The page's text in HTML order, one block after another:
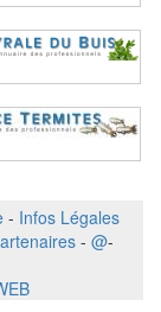
- Infos Légales
- @-